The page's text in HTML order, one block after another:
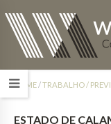
HOME/TRABALHO /
ESTADO DE